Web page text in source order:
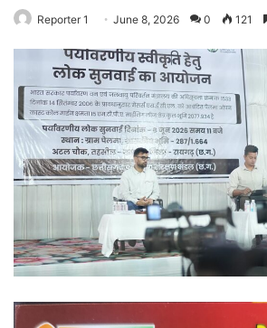
Reporter 1 June 8, 2026 0 121